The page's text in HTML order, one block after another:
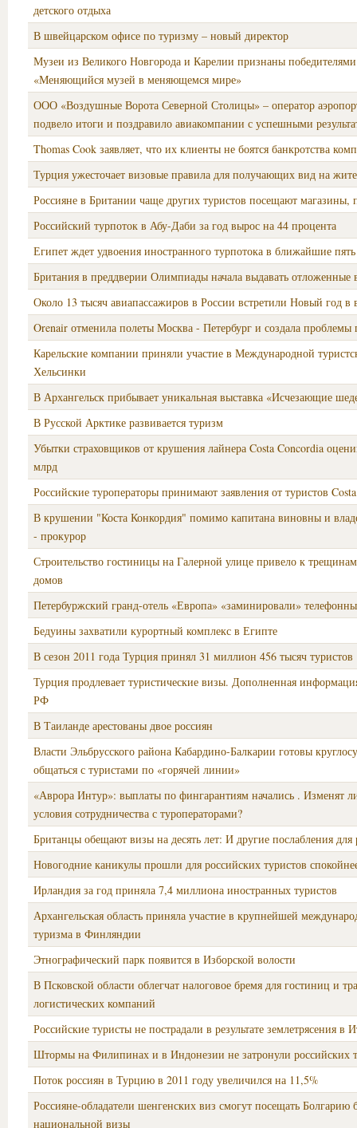
детского отдыха
В швейцарском офисе по туризму – новый директор
Музеи из Великого Новгорода и Карелии признаны победителями
«Меняющийся музей в меняющемся мире»
ООО «Воздушные Ворота Северной Столицы» – оператор
подвело итоги и поздравило авиакомпании с успешными
Thomas Cook заявляет, что их клиенты не боятся банкротства
Турция ужесточает визовые правила для получающих вид на
Россияне в Британии чаще других туристов посещают магазины,
Российский турпоток в Абу-Даби за год вырос на 44 процента
Египет ждет удвоения иностранного турпотока в ближайшие пять
Британия в преддверии Олимпиады начала выдавать отложенные
Около 13 тысяч авиапассажиров в России встретили Новый год в
Orenair отменила полеты Москва - Петербург и создала проблемы
Карельские компании приняли участие в Международной
Хельсинки
В Архангельск прибывает уникальная выставка «Исчезающие
В Русской Арктике развивается туризм
Убытки страховщиков от крушения лайнера Costa Concordia
млрд
Российские туроператоры принимают заявления от туристов
В крушении "Коста Конкордия" помимо капитана виновны и
- прокурор
Строительство гостиницы на Галерной улице привело к
домов
Петербуржский гранд-отель «Европа» «заминировали»
Бедуины захватили курортный комплекс в Египте
В сезон 2011 года Турция принял 31 миллион 456 тысяч туристов
Турция продлевает туристические визы. Дополненная
РФ
В Таиланде арестованы двое россиян
Власти Эльбрусского района Кабардино-Балкарии готовы
общаться с туристами по «горячей линии»
«Аврора Интур»: выплаты по фингарантиям начались . Изменят
условия сотрудничества с туроператорами?
Британцы обещают визы на десять лет: И другие послабления для
Новогодние каникулы прошли для российских туристов
Ирландия за год приняла 7,4 миллиона иностранных туристов
Архангельская область приняла участие в крупнейшей
туризма в Финляндии
Этнографический парк появится в Изборской волости
В Псковской области облегчат налоговое бремя для гостиниц и
логистических компаний
Российские туристы не пострадали в результате землетрясения в
Штормы на Филипинах и в Индонезии не затронули российских
Поток россиян в Турцию в 2011 году увеличился на 11,5%
Россияне-обладатели шенгенских виз смогут посещать Болгарию
национальной визы